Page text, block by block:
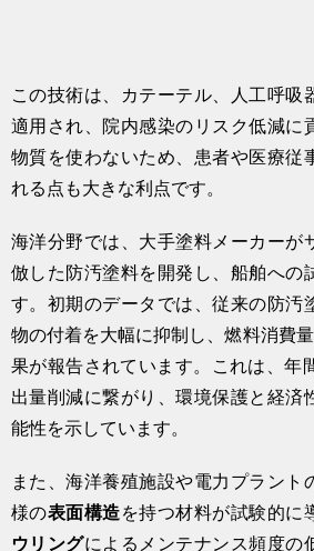
この技術は、カテーテル、人工呼吸
適用され、院内感染のリスク低減に
物質を使わないため、患者や医療従
れる点も大きな利点です。
海洋分野では、大手塗料メーカーが
倣した防汚塗料を開発し、船舶への
す。初期のデータでは、従来の防汚
物の付着を大幅に抑制し、燃料消費
果が報告されています。これは、年
出量削減に繋がり、環境保護と経済
能性を示しています。
また、海洋養殖施設や電力プラント
様の表面構造を持つ材料が試験的に
ウリングによるメンテナンス頻度の